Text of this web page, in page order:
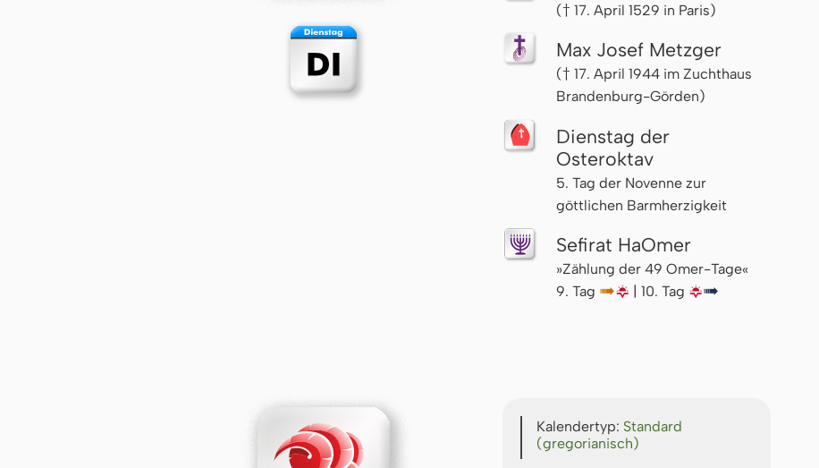
(† 17. April 1529 in Paris)
Max Josef Metzger
(† 17. April 1944 im Zuchthaus
Branden­burg-Görden)
Dienstag der
Osteroktav
5. Tag der Novenne zur
göttlichen Barmherzigkeit
Sefirat HaOmer
»Zählung der 49 Omer-Tage«
9. Tag ↦🌇 | 10. Tag 🌇↦
Kalendertyp: Standard
(gregorianisch)